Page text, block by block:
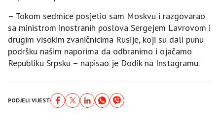
– Tokom sedmice posjetio sam Moskvu i razgovarao
sa ministrom inostranih poslova Sergejem Lavrovom i
drugim visokim zvaničnicima Rusije, koji su dali punu
podršku našim naporima da odbranimo i ojačamo
Republiku Srpsku – napisao je Dodik na Instagramu.
PODJELI VIJEST